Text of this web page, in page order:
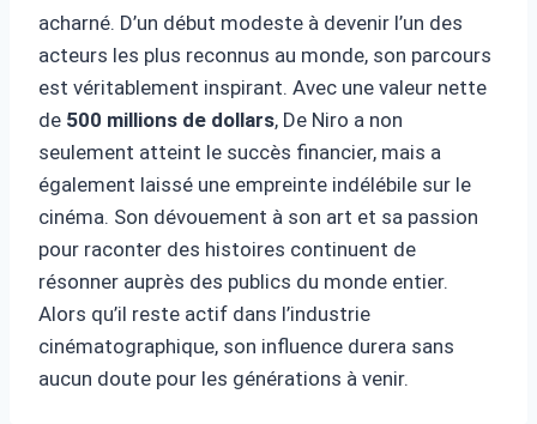
acharné. D’un début modeste à devenir l’un des
acteurs les plus reconnus au monde, son parcours
est véritablement inspirant. Avec une valeur nette
de 500 millions de dollars, De Niro a non
seulement atteint le succès financier, mais a
également laissé une empreinte indélébile sur le
cinéma. Son dévouement à son art et sa passion
pour raconter des histoires continuent de
résonner auprès des publics du monde entier.
Alors qu’il reste actif dans l’industrie
cinématographique, son influence durera sans
aucun doute pour les générations à venir.